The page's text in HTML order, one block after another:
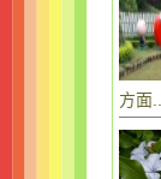
方面...